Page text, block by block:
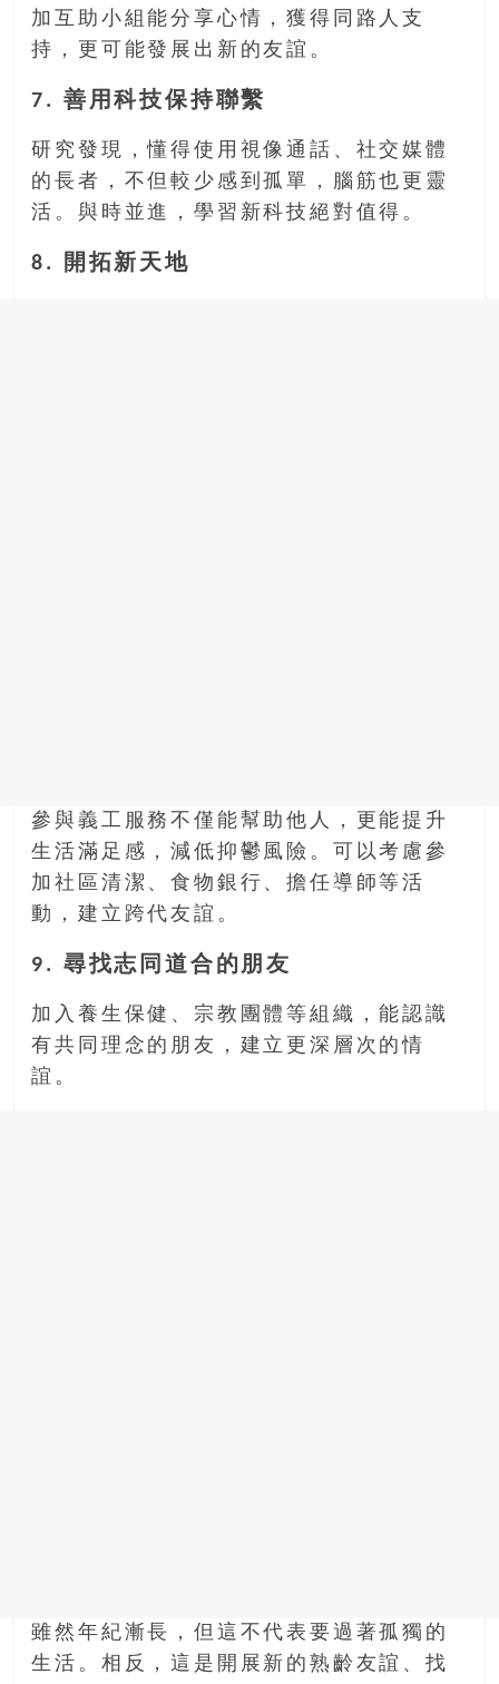
加互助小組能分享心情，獲得同路人支
持，更可能發展出新的友誼。
7. 善用科技保持聯繫
研究發現，懂得使用視像通話、社交媒體
的長者，不但較少感到孤單，腦筋也更靈
活。與時並進，學習新科技絕對值得。
8. 開拓新天地
參與義工服務不僅能幫助他人，更能提升
生活滿足感，減低抑鬱風險。可以考慮參
加社區清潔、食物銀行、擔任導師等活
動，建立跨代友誼。
9. 尋找志同道合的朋友
加入養生保健、宗教團體等組織，能認識
有共同理念的朋友，建立更深層次的情
誼。
雖然年紀漸長，但這不代表要過著孤獨的
生活。相反，這是開展新的熟齡友誼、找